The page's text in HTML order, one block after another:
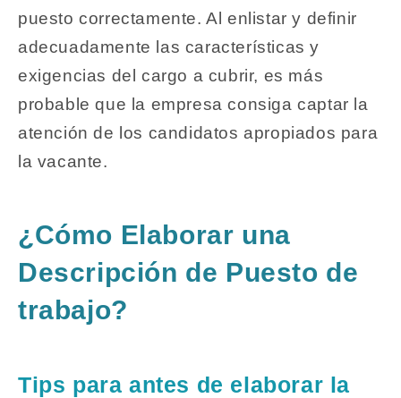
puesto correctamente. Al enlistar y definir
adecuadamente las características y
exigencias del cargo a cubrir, es más
probable que la empresa consiga captar la
atención de los candidatos apropiados para
la vacante.
¿Cómo Elaborar una
Descripción de Puesto de
trabajo?
Tips para antes de elaborar la